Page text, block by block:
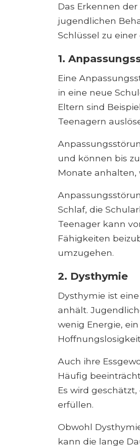
Das Erkennen
jugendlichen
Schlüssel zu
1.
Eine
in eine neue
Eltern sind
Teenagern
und können bis
Monate anhalten,
Schlaf, die
Teenager kann
Fähigkeiten
umzugehen.
2. Dysthymie
Dysthymie ist
anhält.
wenig Energie,
Auch ihre
Häufig
Es wird
erfüllen.
Obwohl
kann die lange